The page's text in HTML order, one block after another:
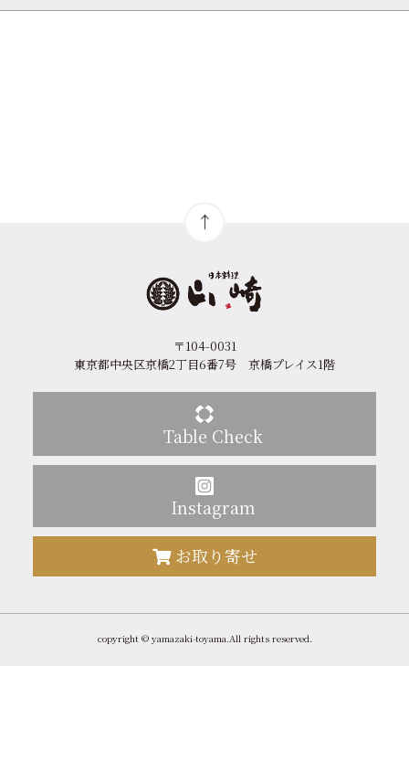
〒104-0031
東京都中央区京橋2丁目6番7号 京橋プレイス1階
Table Check
Instagram
お取り寄せ
copyright © yamazaki-toyama.All rights reserved.